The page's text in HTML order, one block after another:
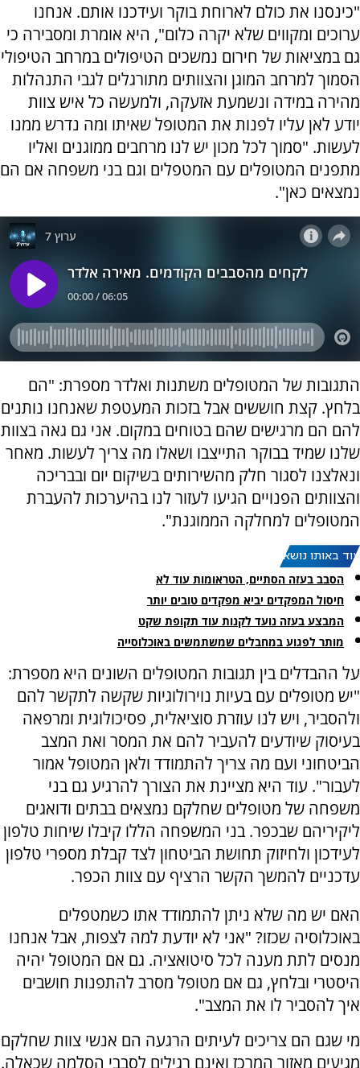
"כינסנו את כולם לארוחת בוקר ועידכנו אותם. אנחנו
ערוכים ומקווים שלא יקרה כלום", היא אומרת ומסבירה כי
גם במציאות של חירום נמשכים הטיפולים במרחב הטיפולי
הסמוך למרחב המוגן והצוותים מתורגלים לגבי התנהלות
מהירה במידה ונשמעת אזעקה, ולמעשה כל איש צוות
יודע לאן עליו לפנות את המטופל שאיתו ומה נדרש ממנו
לעשות. "סמוך לכל מכון יש לנו מרחבים ממוגנים ואליו
מתפנים המטופלים עם המטפלים וגם בני משפחה אם הם
נמצאים כאן".
התגובות של המטופלים משתנות ואלדר מספרת: "הם
בלחץ. קצת חוששים אבל בזכות המעטפת שאנחנו נותנים
להם הם מרגישים שהם בטוחים במקום. אני גם גאה בצוות
שלנו שמיד בבוקר התייצבו ושאלו מה צריך לעשות. מאחר
ונאלצנו לסגור חלק מהשירותים בשיקום יום ובבריכה
והצוותים הפנויים הגיעו לעזור לנו בהיערכות להעברת
המטופלים למחלקה הממוגנת".
עוד באותו נושא:
הסבב בעזה הסתיים, הטראומות עוד לא
חיסול המפקדים יביא מפקדים טובים יותר
המבצע בעזה נועד לקנות עוד תקופת שקט
מותר לפגוע במחבלים שמשתמשים באוכלוסייה
על ההבדלים בין תגובות המטופלים השונים היא מספרת:
"יש מטופלים עם בעיות נוירולוגיות שקשה לתקשר להם
ולהסביר, ויש לנו עוזרת סוציאלית, פסיכולוגית ומרפאה
בעיסוק שיודעים להעביר להם את המסר ואת המצב
הביטחוני ועם מה צריך להתמודד ולאן המטופל אמור
לעבור". עוד היא מציינת את הצורך להרגיע גם בני
משפחה של מטופלים שחלקם נמצאים בבתים ודואגים
ליקיריהם שבכפר. בני המשפחה הללו קיבלו שיחות טלפון
לעידכון ולחיזוק תחושת הביטחון לצד קבלת מספרי טלפון
עדכניים להמשך הקשר הרציף עם צוות הכפר.
האם יש מה שלא ניתן להתמודד אתו כשמטפלים
באוכלוסיה שכזו? "אני לא יודעת למה לצפות, אבל אנחנו
מנסים לתת מענה לכל סיטואציה. גם אם המטופל יהיה
היסטרי ובלחץ, גם אם מטופל מסרב להתפנות חושבים
איך להסביר לו את המצב".
מי שגם הם צריכים לעיתים הרגעה הם אנשי צוות שחלקם
מגיעים מאזור המרכז ואינם רגילים לסבבי הסלמה שכאלה.